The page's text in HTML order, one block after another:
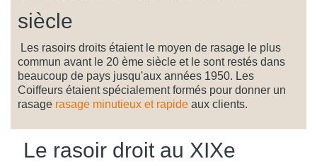
siècle
Les rasoirs droits étaient le moyen de rasage le plus
commun avant le 20 ème siècle et le sont restés dans
beaucoup de pays jusqu'aux années 1950. Les
Coiffeurs étaient spécialement formés pour donner un
rasage rasage minutieux et rapide aux clients.
Le rasoir droit au XIXe